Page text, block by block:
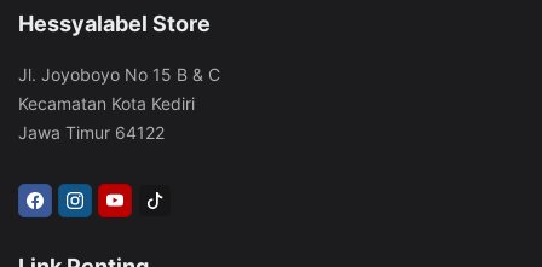
Hessyalabel Store
Jl. Joyoboyo No 15 B & C
Kecamatan Kota Kediri
Jawa Timur 64122